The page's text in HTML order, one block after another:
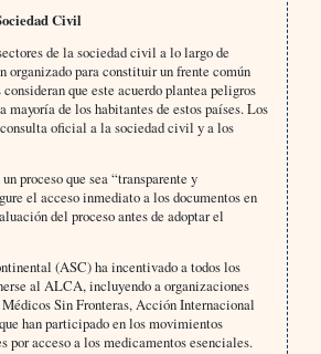
Civil
de la sociedad civil a lo largo de
organizado para constituir un frente común
que este acuerdo plantea peligros
mayoría de los habitantes de estos países. Los
oficial a la sociedad civil y a los
proceso que sea “transparente y
el acceso inmediato a los documentos en
del proceso antes de adoptar el
(ASC) ha incentivado a todos los
al ALCA, incluyendo a organizaciones
Sin Fronteras, Acción Internacional
han participado en los movimientos
por acceso a los medicamentos esenciales.